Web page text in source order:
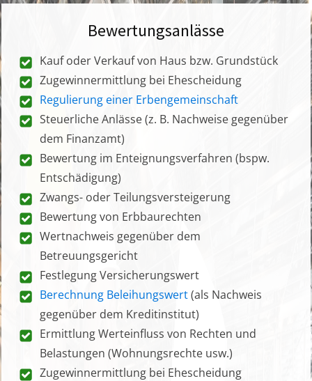
Bewertungsanlässe
Kauf oder Verkauf von Haus bzw. Grundstück
Zugewinnermittlung bei Ehescheidung
Regulierung einer Erbengemeinschaft
Steuerliche Anlässe (z. B. Nachweise gegenüber
dem Finanzamt)
Bewertung im Enteignungsverfahren (bspw.
Entschädigung)
Zwangs- oder Teilungsversteigerung
Bewertung von Erbbaurechten
Wertnachweis gegenüber dem
Betreuungsgericht
Festlegung Versicherungswert
Berechnung Beleihungswert(als Nachweis
gegenüber dem Kreditinstitut)
Ermittlung Werteinfluss von Rechten und
Belastungen (Wohnungsrechte usw.)
Zugewinnermittlung bei Ehescheidung